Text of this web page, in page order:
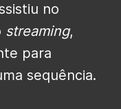
no
streaming,
para
sequência.